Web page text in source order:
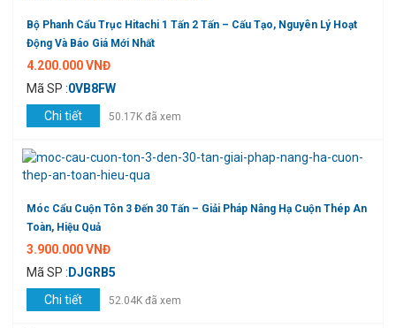
Bộ Phanh Cẩu Trục Hitachi 1 Tấn 2 Tấn – Cấu Tạo, Nguyên Lý Hoạt
Động Và Báo Giá Mới Nhất
4.200.000 VNĐ
Mã SP :0VB8FW
Chi tiết
50.17K đã xem
Móc Cẩu Cuộn Tôn 3 Đến 30 Tấn – Giải Pháp Nâng Hạ Cuộn Thép An
Toàn, Hiệu Quả
3.900.000 VNĐ
Mã SP : DJGRB5
Chi tiết
52.04K đã xem